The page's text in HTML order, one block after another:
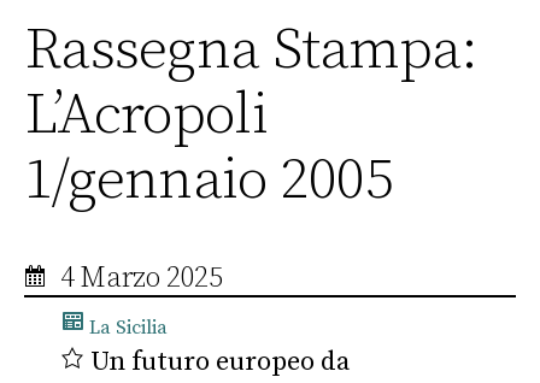
Rassegna Stampa:
L’Acropoli
1/gennaio 2005
4 Marzo 2025
La Sicilia
Un futuro europeo da